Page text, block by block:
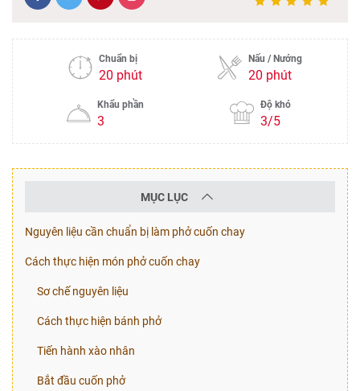
Chuẩn bị
20 phút
Nấu / Nướng
20 phút
Khẩu phần
3
Độ khó
3/5
MỤC LỤC
Nguyên liệu cần chuẩn bị làm phở cuốn chay
Cách thực hiện món phở cuốn chay
Sơ chế nguyên liệu
Cách thực hiện bánh phở
Tiến hành xào nhân
Bắt đầu cuốn phở